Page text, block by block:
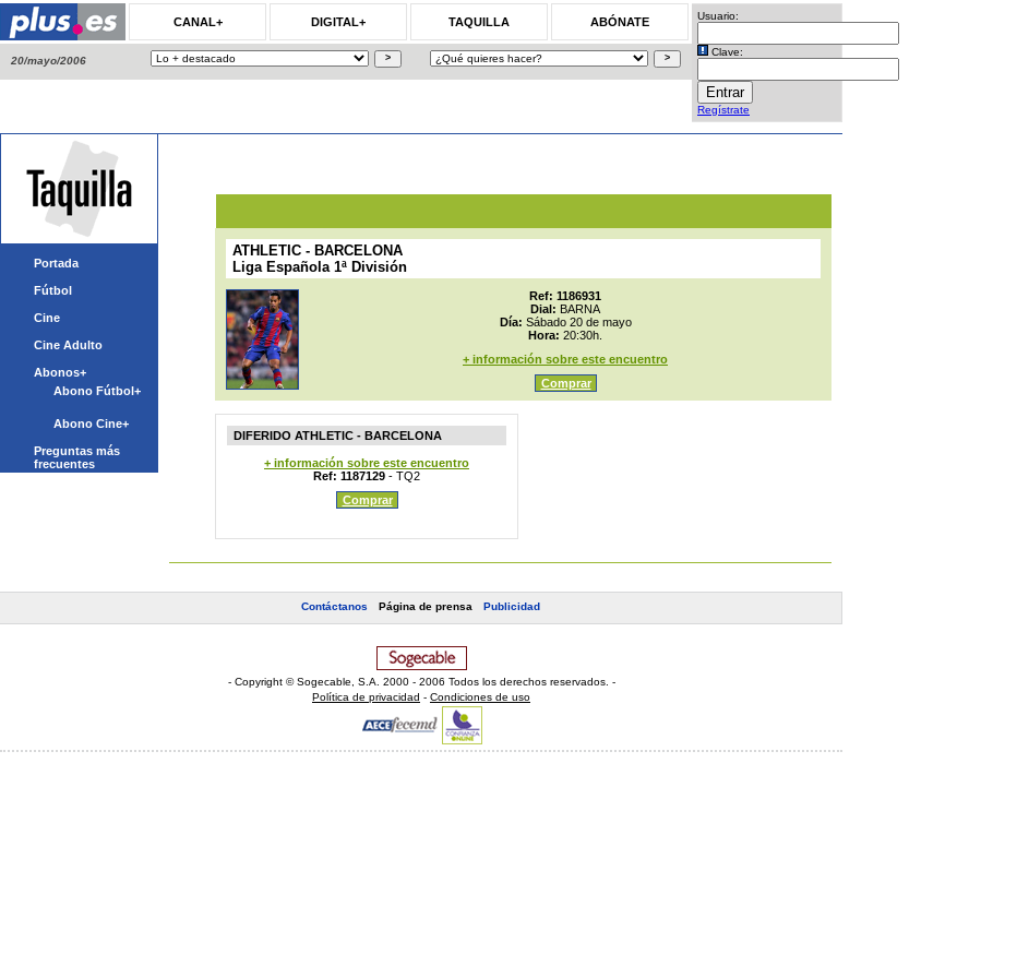
CANAL+ DIGITAL+ TAQUILLA ABÓNATE
20/mayo/2006
Usuario:
Clave:
Regístrate
Portada
Fútbol
Cine
Cine Adulto
Abonos+
Abono Fútbol+
Abono Cine+
Preguntas más
frecuentes
ATHLETIC - BARCELONA
Liga Española 1ª División
Ref: 1186931
Dial: BARNA
Día: Sábado 20 de mayo
Hora: 20:30h.
+ información sobre este encuentro
Comprar
DIFERIDO ATHLETIC - BARCELONA
+ información sobre este encuentro
Ref: 1187129 - TQ2
Comprar
Contáctanos Página de prensa Publicidad
- Copyright © Sogecable, S.A 2000 - 2006 Todos los derechos reservados. -
Política de privacidad - Condiciones de uso